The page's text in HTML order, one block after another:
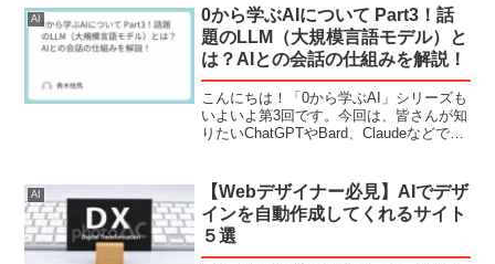
てみたいけど、何を買っていいか分か
ら...
AI
0から学ぶAIについて Part3！話
題のLLM（大規模言語モデル）と
は？AIとの会話の仕組みを解説！
こんにちは！「0から学ぶAI」シリーズも
いよいよ第3回です。今回は、皆さんが知
りたいChatGPTやBard、Claudeなどで話
く解説していきます。「なんでこんな...
AI
【Webデザイナー必見】AIでデザ
インを自動作成してくれるサイト
５選